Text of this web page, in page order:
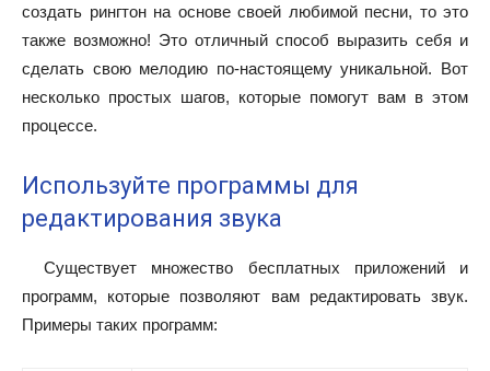
создать рингтон на основе своей любимой песни, то это
также возможно! Это отличный способ выразить себя и
сделать свою мелодию по-настоящему уникальной. Вот
несколько простых шагов, которые помогут вам в этом
процессе.
Используйте программы для
редактирования звука
Существует множество бесплатных приложений и
программ, которые позволяют вам редактировать звук.
Примеры таких программ: